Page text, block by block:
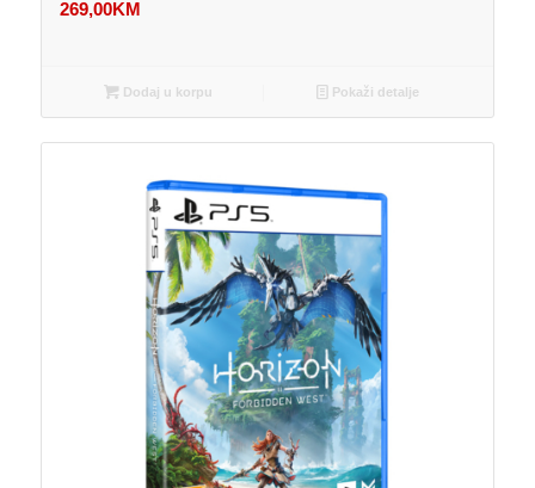
269,00KM
Dodaj u korpu Pokaži detalje